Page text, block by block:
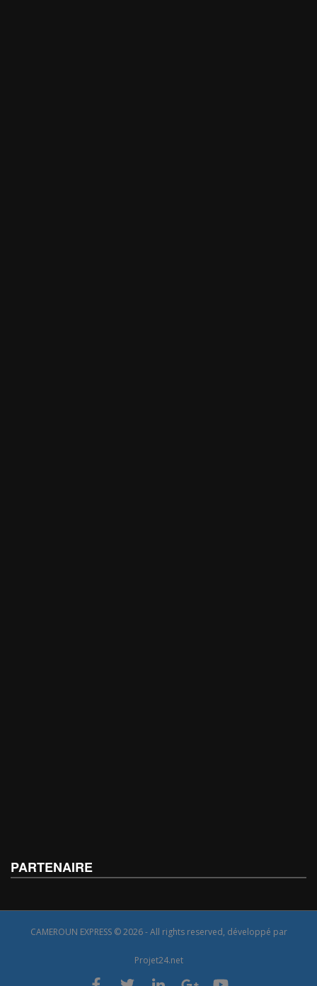
PARTENAIRE
CAMEROUN EXPRESS © 2026 - All rights reserved, développé par
Projet24.net